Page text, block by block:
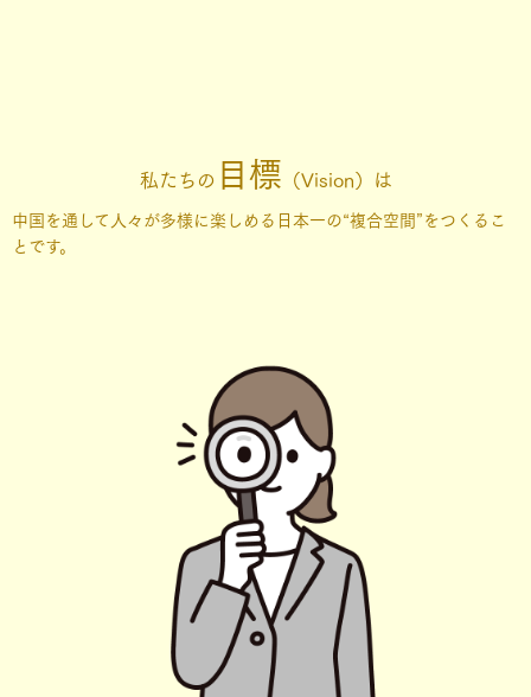
私たちの 目標 （Vision）は
中国を通して人々が多様に楽しめる日本一の“複合空間”をつくるこ
とです。